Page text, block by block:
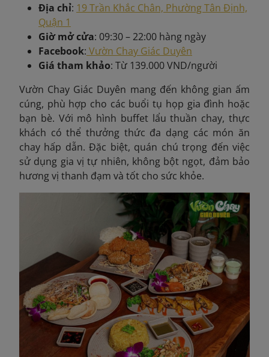
Địa chỉ: 19 Trần Khắc Chân, Phường Tân Định,
Quận 1
Giờ mở cửa: 09:30 – 22:00 hàng ngày
Facebook: Vườn Chay Giác Duyên
Giá tham khảo: Từ 139.000 VND/người
Vườn Chay Giác Duyên mang đến không gian ấm
cúng, phù hợp cho các buổi tụ họp gia đình hoặc
bạn bè. Với mô hình buffet lẩu thuần chay, thực
khách có thể thưởng thức đa dạng các món ăn
chay hấp dẫn. Đặc biệt, quán chú trọng đến việc
sử dụng gia vị tự nhiên, không bột ngọt, đảm bảo
hương vị thanh đạm và tốt cho sức khỏe.